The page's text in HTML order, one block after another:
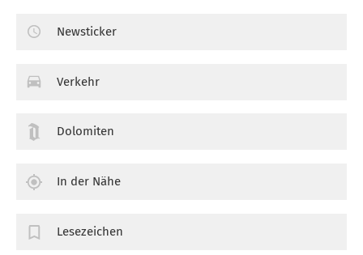
Newsticker
Verkehr
Dolomiten
In der Nähe
Lesezeichen